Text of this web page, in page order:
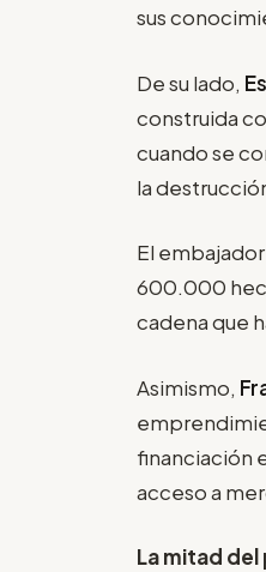
sus
De su lado,
construida
cuando se
la
El
600.000
cadena que
Asimismo,
financiación
acceso a
La mitad